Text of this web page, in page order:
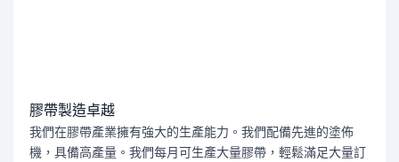
膠帶製造卓越
我們在膠帶產業擁有強大的生產能力。我們配備先進的塗佈
機，具備高產量。我們每月可生產大量膠帶，輕鬆滿足大量訂